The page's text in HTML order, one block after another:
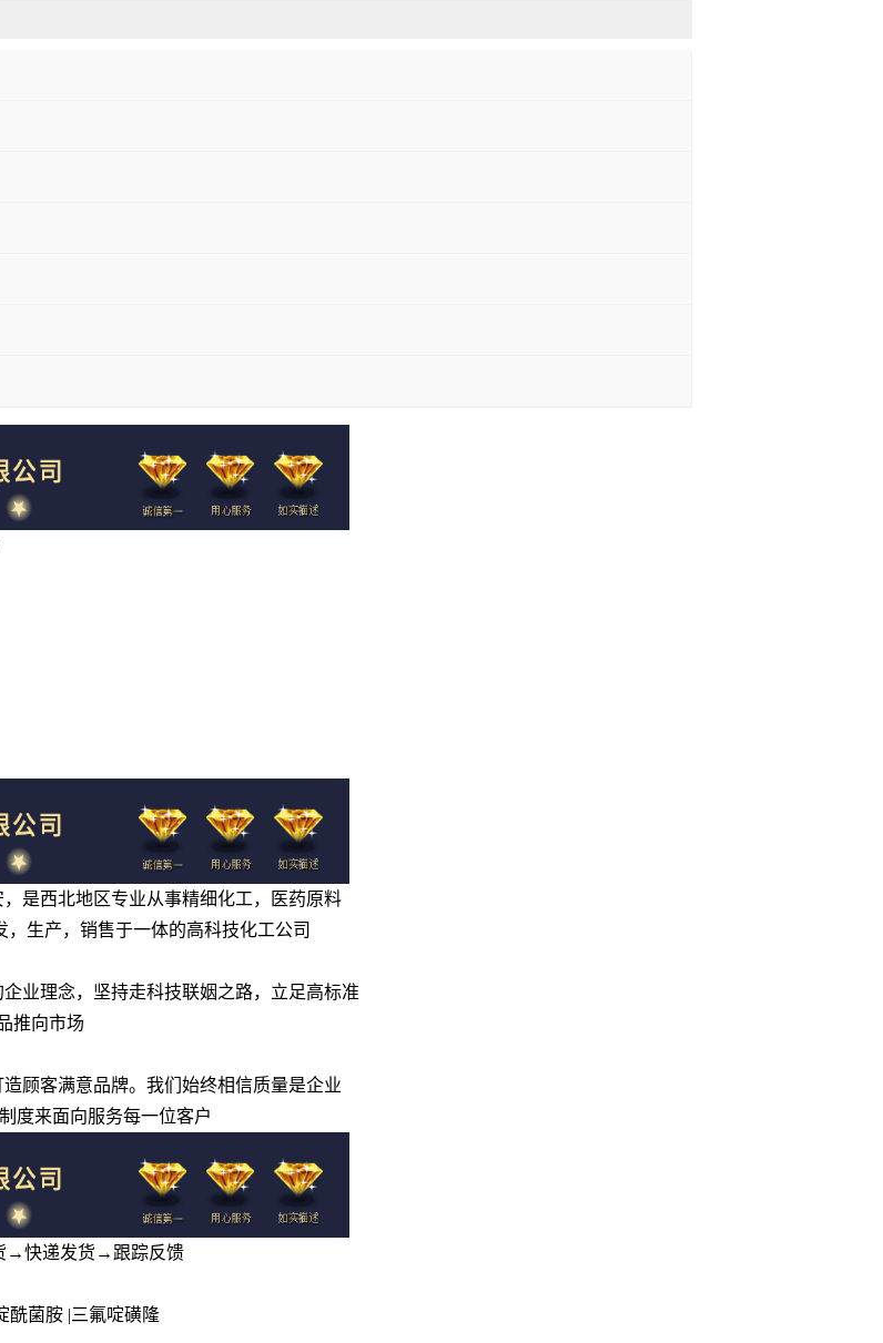
是西北地区专业从事精细化工，医药原料
生产，销售于一体的高科技化工公司
业理念，坚持走科技联姻之路，立足高标准
推向市场
顾客满意品牌。我们始终相信质量是企业
度来面向服务每一位客户
→快递发货→跟踪反馈
酰菌胺 |三氟啶磺隆